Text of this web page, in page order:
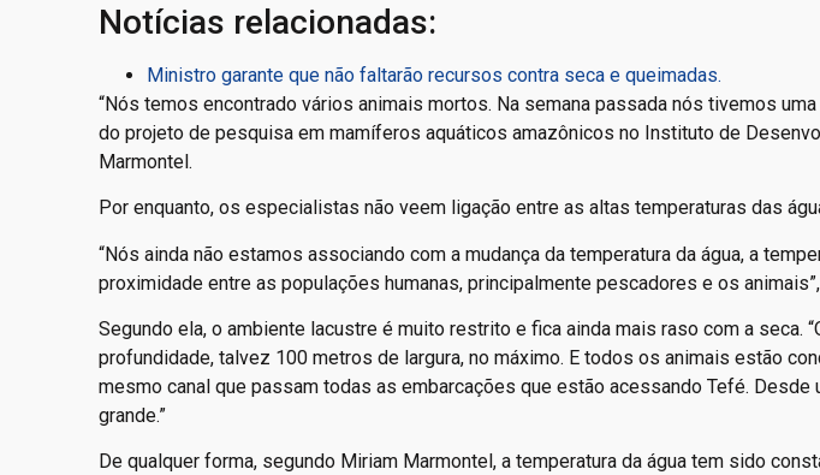
Notícias relacionadas:
Ministro garante que não faltarão recursos contra seca e queimadas.
“Nós temos encontrado vários animais mortos. Na semana passada nós tivemos
do projeto de pesquisa em mamíferos aquáticos amazônicos no Instituto de
Marmontel.
Por enquanto, os especialistas não veem ligação entre as altas temperaturas das
“Nós ainda não estamos associando com a mudança da temperatura da água, a
proximidade entre as populações humanas, principalmente pescadores e os
Segundo ela, o ambiente lacustre é muito restrito e fica ainda mais raso com a seca.
profundidade, talvez 100 metros de largura, no máximo. E todos os animais estão
mesmo canal que passam todas as embarcações que estão acessando Tefé. Desde
grande.”
De qualquer forma, segundo Miriam Marmontel, a temperatura da água tem sido